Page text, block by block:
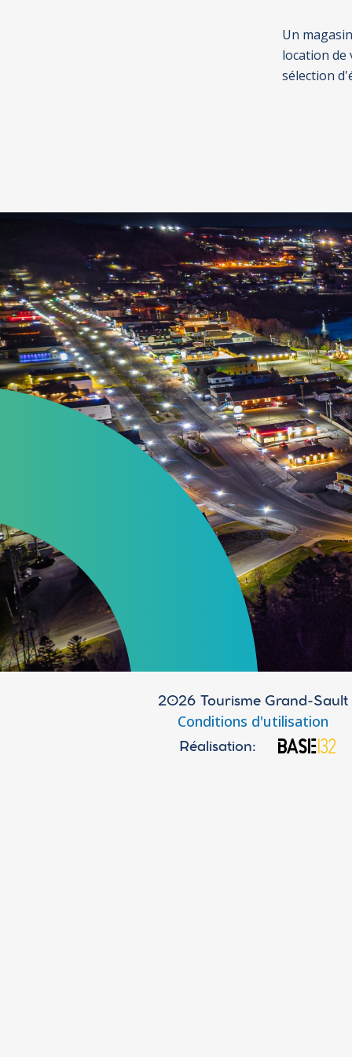
Un
location de
sélection
2026 Tourisme Grand-Sault
Conditions d'utilisation
Réalisation: